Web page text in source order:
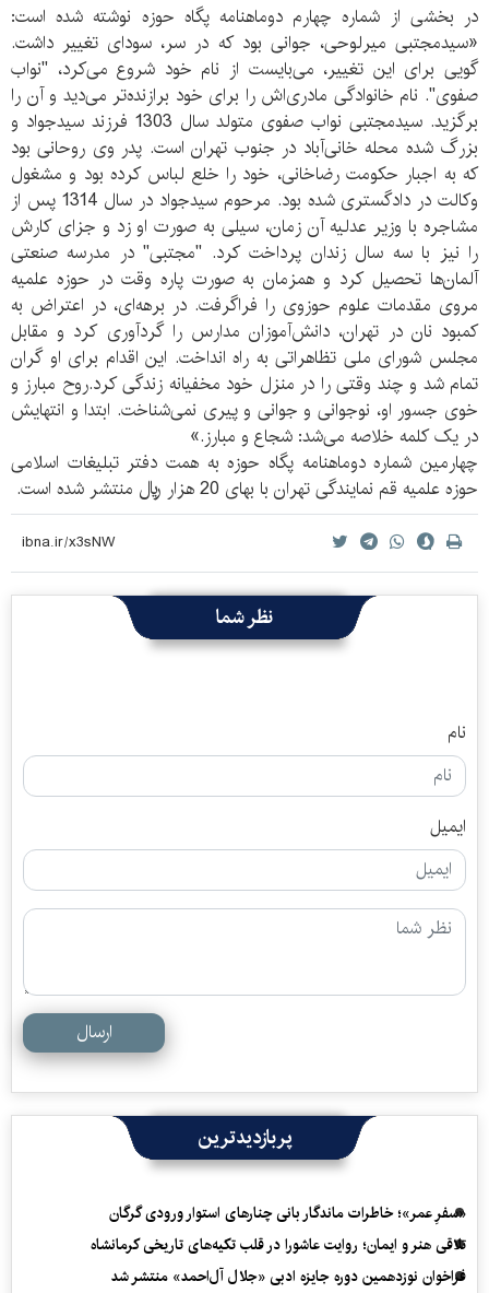
در بخشی از شماره چهارم دوماهنامه پگاه حوزه نوشته شده است:
«سیدمجتبی میرلوحی، جوانی بود که در سر، سودای تغییر داشت.
گویی برای این تغییر،‌ می‌بایست از نام خود شروع می‌کرد، "نواب
صفوی". نام خانوادگی مادری‌اش را برای خود برازنده‌تر می‌دید و آن را
برگزید. سیدمجتبی نواب صفوی متولد سال 1303 فرزند سیدجواد و
بزرگ شده محله خانی‌آباد در جنوب تهران است. پدر وی روحانی بود
که به اجبار حکومت رضاخانی، خود را خلع لباس کرده بود و مشغول
وکالت در دادگستری شده بود. مرحوم سیدجواد در سال 1314 پس از
مشاجره با وزیر عدلیه آن زمان، سیلی به صورت او زد و جزای کارش
را نیز با سه سال زندان پرداخت کرد. "مجتبی" در مدرسه صنعتی
آلمان‌ها تحصیل کرد و همزمان به صورت پاره وقت در حوزه علمیه
مروی مقدمات علوم حوزوی را فراگرفت. در برهه‌ای، در اعتراض به
کمبود نان در تهران، دانش‌آموزان مدارس را گردآوری کرد و مقابل
مجلس شورای ملی تظاهراتی به راه انداخت. این اقدام برای او گران
تمام شد و چند وقتی را در منزل خود مخفیانه زندگی کرد.روح مبارز و
خوی جسور او، نوجوانی و جوانی و پیری نمی‌شناخت. ابتدا و انتهایش
در یک کلمه خلاصه می‌شد: شجاع و مبارز.»
چهارمین شماره دوماهنامه پگاه حوزه به همت دفتر تبلیغات اسلامی
حوزه علمیه قم نمایندگی تهران با بهای 20 هزار ريال منتشر شده است.
نظر شما
نام
ایمیل
ارسال
پربازدیدترین
«سفرِ عمر»؛ خاطرات ماندگار بانی چنارهای استوار ورودی گرگان
تلاقی هنر و ایمان؛ روایت عاشورا در قلب تکیه‌های تاریخی کرمانشاه
فراخوان نوزدهمین دوره جایزه ادبی «جلال آل‌احمد» منتشر شد